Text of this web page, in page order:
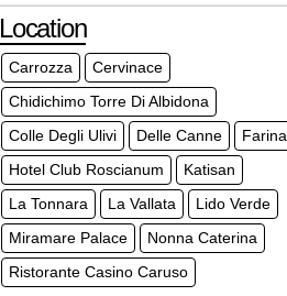
Location
Carrozza
Cervinace
Chidichimo Torre Di Albidona
Colle Degli Ulivi
Delle Canne
Farina
Hotel Club Roscianum
Katisan
La Tonnara
La Vallata
Lido Verde
Miramare Palace
Nonna Caterina
Ristorante Casino Caruso